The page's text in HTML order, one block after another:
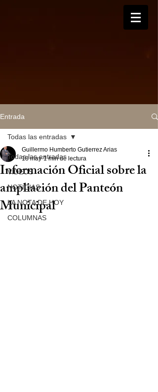
Entrada
Todas las entradas
VIDEOS
NOTICIAS
LA NOTA DE HOY
COLUMNAS
Todas las entradas
Información Oficial sobre la
ampliación del Panteón
Municipal
Guillermo Humberto Gutierrez Arias
18 may 1 min de lectura